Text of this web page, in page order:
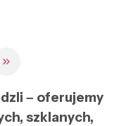
Przejdź do ostatniej
– oferujemy
szklanych,